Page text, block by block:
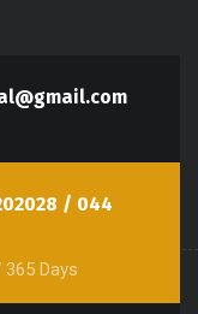
/ 044
365 Days